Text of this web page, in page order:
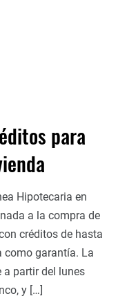
para
Hipotecaria en
a la compra de
créditos de hasta
como garantía. La
a partir del lunes
y […]